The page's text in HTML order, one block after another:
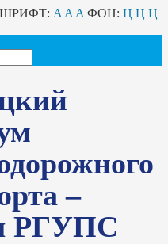
ШРИФТ: A A A ФОН: Ц Ц Ц
–
РГУПС